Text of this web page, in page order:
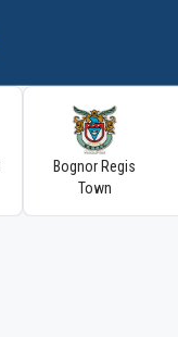
Bognor Regis
Town